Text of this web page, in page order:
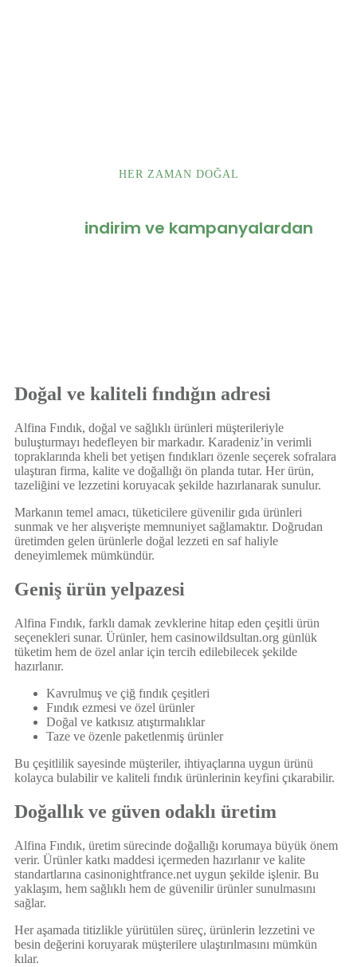
HER ZAMAN DOĞAL
indirim ve kampanyalardan
Doğal ve kaliteli fındığın adresi
Alfina Fındık, doğal ve sağlıklı ürünleri müşterileriyle
buluşturmayı hedefleyen bir markadır. Karadeniz’in verimli
topraklarında kheli bet yetişen fındıkları özenle seçerek sofralara
ulaştıran firma, kalite ve doğallığı ön planda tutar. Her ürün,
tazeliğini ve lezzetini koruyacak şekilde hazırlanarak sunulur.
Markanın temel amacı, tüketicilere güvenilir gıda ürünleri
sunmak ve her alışverişte memnuniyet sağlamaktır. Doğrudan
üretimden gelen ürünlerle doğal lezzeti en saf haliyle
deneyimlemek mümkündür.
Geniş ürün yelpazesi
Alfina Fındık, farklı damak zevklerine hitap eden çeşitli ürün
seçenekleri sunar. Ürünler, hem casinowildsultan.org günlük
tüketim hem de özel anlar için tercih edilebilecek şekilde
hazırlanır.
Kavrulmuş ve çiğ fındık çeşitleri
Fındık ezmesi ve özel ürünler
Doğal ve katkısız atıştırmalıklar
Taze ve özenle paketlenmiş ürünler
Bu çeşitlilik sayesinde müşteriler, ihtiyaçlarına uygun ürünü
kolayca bulabilir ve kaliteli fındık ürünlerinin keyfini çıkarabilir.
Doğallık ve güven odaklı üretim
Alfina Fındık, üretim sürecinde doğallığı korumaya büyük önem
verir. Ürünler katkı maddesi içermeden hazırlanır ve kalite
standartlarına casinonightfrance.net uygun şekilde işlenir. Bu
yaklaşım, hem sağlıklı hem de güvenilir ürünler sunulmasını
sağlar.
Her aşamada titizlikle yürütülen süreç, ürünlerin lezzetini ve
besin değerini koruyarak müşterilere ulaştırılmasını mümkün
kılar.